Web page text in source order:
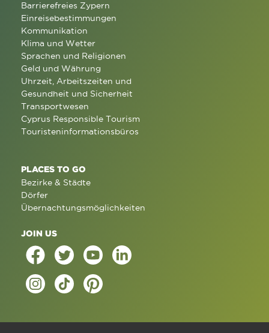
Barrierefreies Zypern
Einreisebestimmungen
Kommunikation
Klima und Wetter
Sprachen und Religionen
Geld und Währung
Uhrzeit, Arbeitszeiten und
Gesundheit und Sicherheit
Transportwesen
Cyprus Responsible Tourism
Touristeninformationsbüros
PLACES TO GO
Bezirke & Städte
Dörfer
Übernachtungsmöglichkeiten
JOIN US